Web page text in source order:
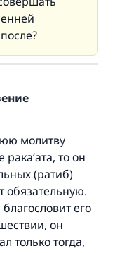
молитву
то он
(ратиб)
обязательную.
его
он
только тогда,